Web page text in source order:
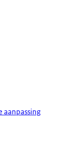
aanpassing